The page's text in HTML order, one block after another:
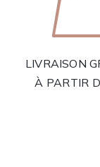
LIVRAISON
À PARTIR